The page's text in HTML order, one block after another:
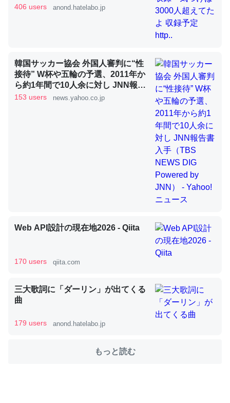
─ニュース :: 【研究発表】昆虫学の大問題＝「昆虫はなぜ海にいな
論文では「淡水はカルシウムも酸素も不足してて両方に不
利だから両方が拮抗してるのでは」とあって面白い。海に
いる鋏角類（カブトガニ・ウミグモ）はカルシウムを使わ
ずキチンを強化してる筈だが、酵素が違うのか？
─ニュース :: 【研究発表】昆虫学の大問題＝「昆虫はなぜ海にいな
ジになったり努力してるし。
ウチもEchoを実家に置いて４年。でたまに覗いてる。ぼ
位置情報を共有してる。電池残量や充電中かが分かるので
406 users anond.hatelabo.jp
韓国サッカー協会 外国人審判に“性
接待” W杯や五輪の予選、2011年か
ら約1年間で10人余に対し JNN報告
書入手（TBS NEWS DIG Powered
153 users news.yahoo.co.jp
Web API設計の現在地2026 - Qiita
170 users qiita.com
三大歌詞に「ダーリン」が出てくる
曲
179 users anond.hatelabo.jp
もっと読む